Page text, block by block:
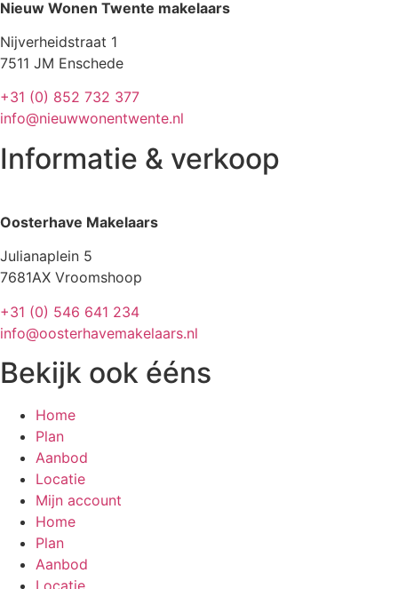
Nieuw Wonen Twente makelaars
Nijverheidstraat 1
7511 JM Enschede
+31 (0) 852 732 377
info@nieuwwonentwente.nl
Informatie & verkoop
Oosterhave Makelaars
Julianaplein 5
7681AX Vroomshoop
+31 (0) 546 641 234
info@oosterhavemakelaars.nl
Bekijk ook ééns
Home
Plan
Aanbod
Locatie
Mijn account
Home
Plan
Aanbod